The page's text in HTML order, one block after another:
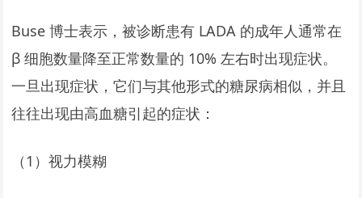
Buse 博士表示，被诊断患有 LADA 的成年人通常在
β 细胞数量降至正常数量的 10% 左右时出现症状。
一旦出现症状，它们与其他形式的糖尿病相似，并且
往往出现由高血糖引起的症状：
（1）视力模糊